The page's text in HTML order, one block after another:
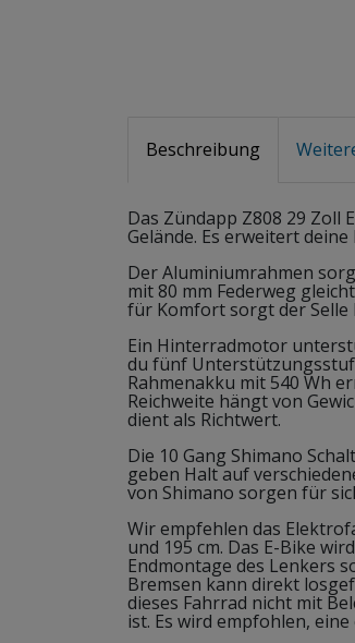
Beschreibung
Das Zündapp Z808 29
Gelände. Es erweitert
Der Aluminiumrahmen
mit 80 mm Federweg
für Komfort sorgt der Selle
Ein Hinterradmotor
du fünf
Rahmenakku mit 540 Wh
Reichweite hängt von
dient als Richtwert.
Die 10 Gang Shimano
geben Halt auf
von Shimano sorgen für
Wir empfehlen das
und 195 cm. Das E-Bike
Endmontage des Lenkers
Bremsen kann direkt
dieses Fahrrad nicht mit
ist. Es wird empfohlen,